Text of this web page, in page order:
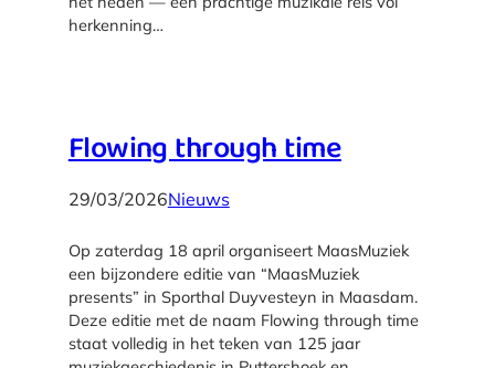
herkenning…
Flowing through time
29/03/2026Nieuws
Op zaterdag 18 april organiseert MaasMuziek
een bijzondere editie van “MaasMuziek
presents” in Sporthal Duyvesteyn in Maasdam.
Deze editie met de naam Flowing through time
staat volledig in het teken van 125 jaar